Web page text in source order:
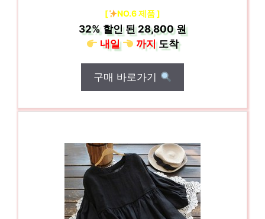
[ NO.6 제품 ]
32%할인 된28,800 원
내일
까지도착
구매 바로가기